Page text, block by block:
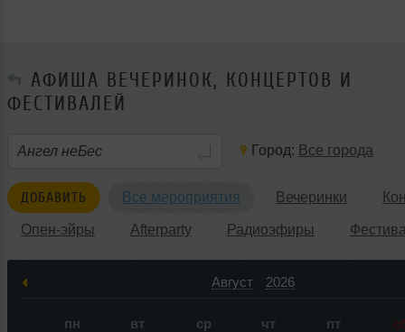
АФИША ВЕЧЕРИНОК, КОНЦЕРТОВ И
ФЕСТИВАЛЕЙ
Город: Все города
ДОБАВИТЬ Все мероприятия Вечеринки
Опен-эйры Afterparty Радиоэфиры
Август 2026
пн вт ср чт пт